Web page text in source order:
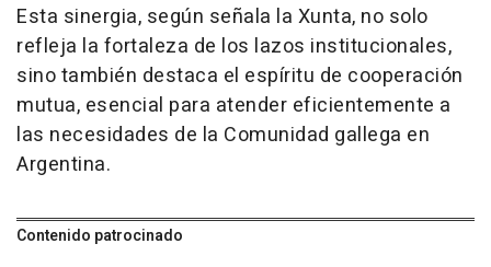
Esta sinergia, según señala la Xunta, no solo
refleja la fortaleza de los lazos institucionales,
sino también destaca el espíritu de cooperación
mutua, esencial para atender eficientemente a
las necesidades de la Comunidad gallega en
Argentina.
Contenido patrocinado